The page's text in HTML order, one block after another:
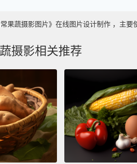
果蔬摄影图片》在线图片设计制作 ，主
摄影相关推荐